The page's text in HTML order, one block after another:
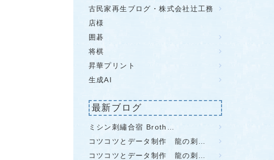
古民家再生ブログ・株式会社辻工務
店様
囲碁
将棋
昇華プリント
生成AI
最新ブログ
ミシン刺繡合宿 Broth…
コツコツとデータ制作 龍の刺…
コツコツとデータ制作 龍の刺…